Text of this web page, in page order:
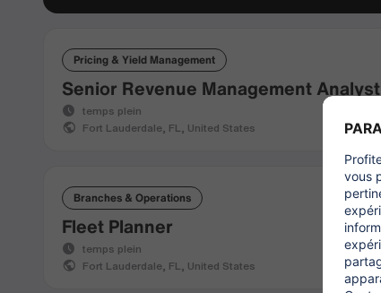
Pricing & Yield Management
Senior Revenue Management Analyst
temps plein
Fort Lauderdale, FL, United States
Branches & Operations
Fleet Planner
temps plein
Fort Lauderdale, FL, United States